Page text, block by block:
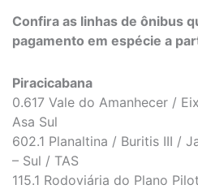
Confira as linhas de ônibus
pagamento em espécie a
Piracicabana
0.617 Vale do Amanhecer /
Asa Sul
602.1 Planaltina / Buritis III /
– Sul / TAS
115.1 Rodoviária do Plano